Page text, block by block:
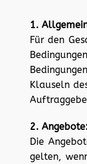
1.
Für den
Klauseln
2. Angebote:
Die
gelten,